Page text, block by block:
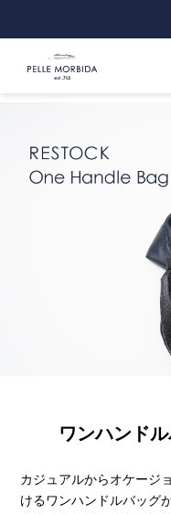
ワンハンド
カジュアルからオケージ
けるワンハンドルバッグ